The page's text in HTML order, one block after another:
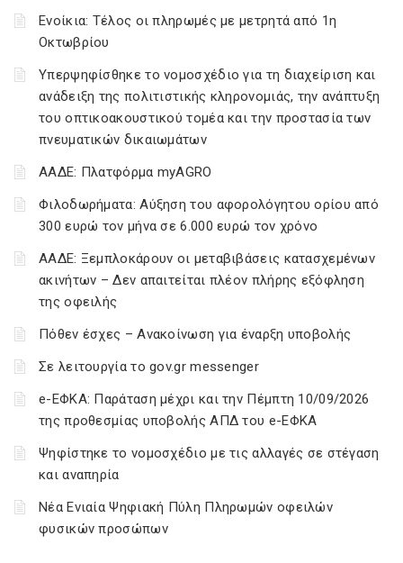
Ενοίκια: Τέλος οι πληρωμές με μετρητά από 1η
Οκτωβρίου
Υπερψηφίσθηκε το νομοσχέδιο για τη διαχείριση και
ανάδειξη της πολιτιστικής κληρονομιάς, την ανάπτυξη
του οπτικοακουστικού τομέα και την προστασία των
πνευματικών δικαιωμάτων
ΑΑΔΕ: Πλατφόρμα myAGRO
Φιλοδωρήματα: Αύξηση του αφορολόγητου ορίου από
300 ευρώ τον μήνα σε 6.000 ευρώ τον χρόνο
ΑΑΔΕ: Ξεμπλοκάρουν οι μεταβιβάσεις κατασχεμένων
ακινήτων – Δεν απαιτείται πλέον πλήρης εξόφληση
της οφειλής
Πόθεν έσχες – Ανακοίνωση για έναρξη υποβολής
Σε λειτουργία το gov.gr messenger
e-ΕΦΚΑ: Παράταση μέχρι και την Πέμπτη 10/09/2026
της προθεσμίας υποβολής ΑΠΔ του e-ΕΦΚΑ
Ψηφίστηκε το νομοσχέδιο με τις αλλαγές σε στέγαση
και αναπηρία
Νέα Ενιαία Ψηφιακή Πύλη Πληρωμών οφειλών
φυσικών προσώπων